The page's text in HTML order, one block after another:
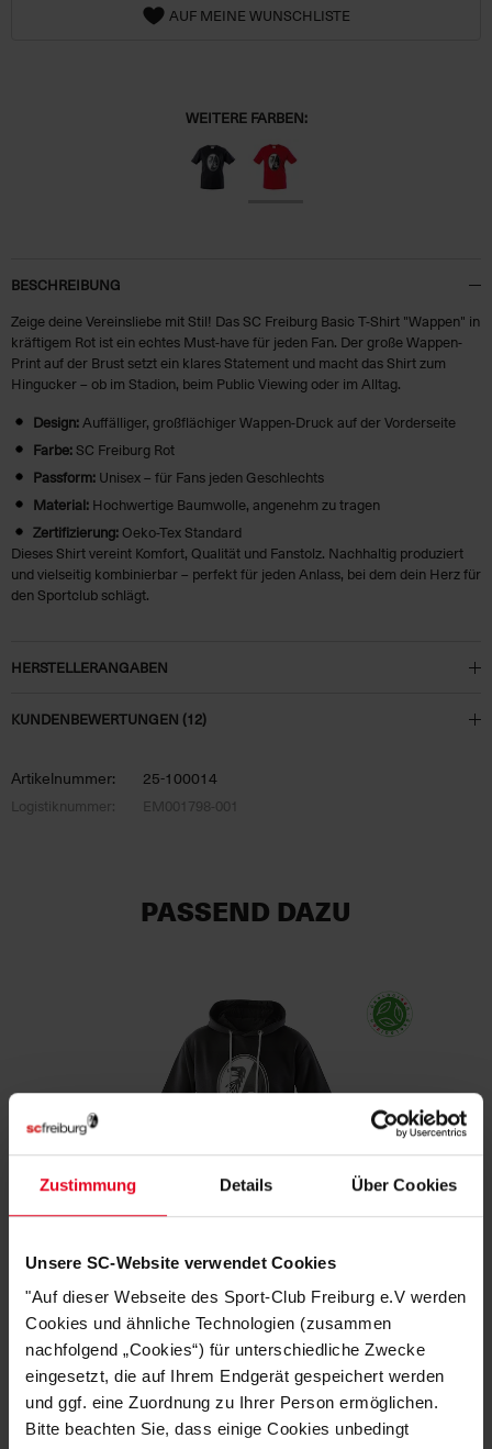
Zustimmung Details Über Cookies
Unsere SC-Website verwendet Cookies
"Auf dieser Webseite des Sport-Club Freiburg e.V werden
Cookies und ähnliche Technologien (zusammen
nachfolgend „Cookies“) für unterschiedliche Zwecke
eingesetzt, die auf Ihrem Endgerät gespeichert werden
und ggf. eine Zuordnung zu Ihrer Person ermöglichen.
Bitte beachten Sie, dass einige Cookies unbedingt
AUF MEINE WUNSCHLISTE
WEITERE FARBEN:
BESCHREIBUNG
Zeige deine Vereinsliebe mit Stil! Das SC Freiburg Basic T-Shirt "Wappen" in
kräftigem Rot ist ein echtes Must-have für jeden Fan. Der große Wappen-
Print auf der Brust setzt ein klares Statement und macht das Shirt zum
Hingucker – ob im Stadion, beim Public Viewing oder im Alltag.
Design:Auffälliger, großflächiger Wappen-Druck auf der Vorderseite
Farbe:SC Freiburg Rot
Passform: Unisex – für Fans jeden Geschlechts
Material: Hochwertige Baumwolle, angenehm zu tragen
Zertifizierung:Oeko-Tex Standard
Dieses Shirt vereint Komfort, Qualität und Fanstolz. Nachhaltig produziert
und vielseitig kombinierbar – perfekt für jeden Anlass, bei dem dein Herz für
den Sportclub schlägt.
HERSTELLERANGABEN
KUNDENBEWERTUNGEN (12)
Artikelnummer: 25-100014
Logistiknummer: EM001798-001
PASSEND DAZU
Basic Hoodie "Wappen" schwarz
€ 39,95